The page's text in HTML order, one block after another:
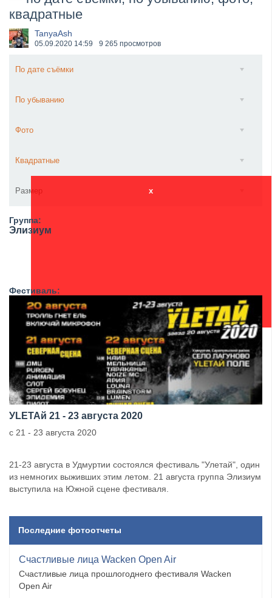
​Wacken Open Air 2027 объявил новую волну участ...
квадратные
TanyaAsh
05.09.2020 14:59 9 265 просмотров
По дате съёмки
По убыванию
Фото
Квадратные
Размер x
Группа:
Элизиум
Фестиваль:
УLETAй 21 - 23 августа 2020
с 21 - 23 августа 2020
21-23 августа в Удмуртии состоялся фестиваль "Улетай", один
из немногих выживших этим летом. 21 августа группа Элизиум
выступила на Южной сцене фестиваля.
Последние фотоотчеты
Счастливые лица Wacken Open Air
Счастливые лица прошлогоднего фестиваля Wacken
Open Air